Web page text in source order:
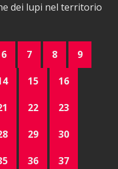
dei lupi nel territorio
6 7 8 9
15 16
22 23
29 30
36 37